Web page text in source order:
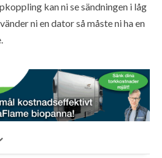
kan ni se sändningen i låg
ni en dator så måste ni ha en